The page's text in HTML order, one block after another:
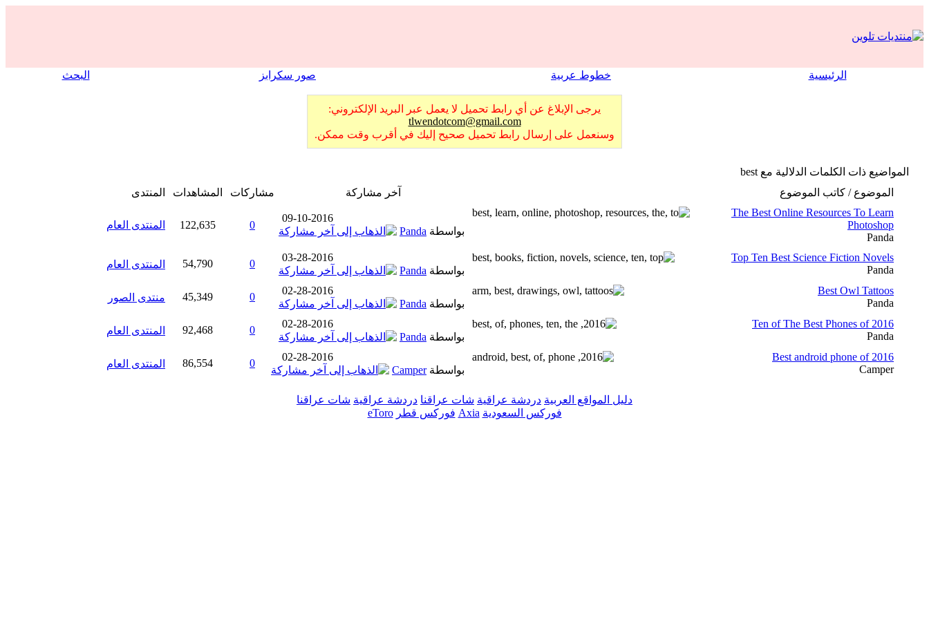
الرئيسية خطوط عربية صور سكرابز البحث
يرجى الإبلاغ عن أي رابط تحميل لا يعمل عبر البريد الإلكتروني:
tlwendotcom@gmail.com
وسنعمل على إرسال رابط تحميل صحيح إليك في أقرب وقت ممكن.
المواضيع ذات الكلمات الدلالية مع best
الموضوع / كاتب الموضوع
آخر مشاركة مشاركات المشاهدات
المنتدى
The Best Online Resources To Learn
Photoshop
Panda
09-10-2016
بواسطة Panda
0
122,635 المنتدى العام
Top Ten Best Science Fiction Novels
Panda
03-28-2016
بواسطة Panda
0
54,790 المنتدى العام
Best Owl Tattoos
Panda
02-28-2016
بواسطة Panda
0
45,349 منتدى الصور
Ten of The Best Phones of 2016
Panda
02-28-2016
بواسطة Panda
0
92,468 المنتدى العام
Best android phone of 2016
Camper
02-28-2016
بواسطةCamper
0
86,554 المنتدى العام
دليل المواقع العربية دردشة عراقية شات عراقنا دردشة عراقية شات عراقنا
فوركس السعودية Axia فوركس قطر eToro